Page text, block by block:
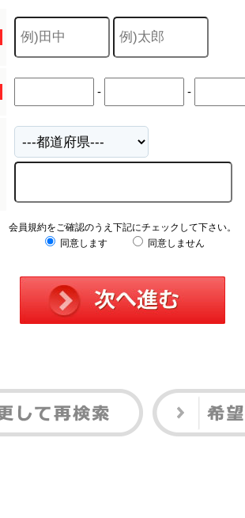
- -
会員規約をご確認のうえ下記にチェックして下さい。
同意します
同意しません